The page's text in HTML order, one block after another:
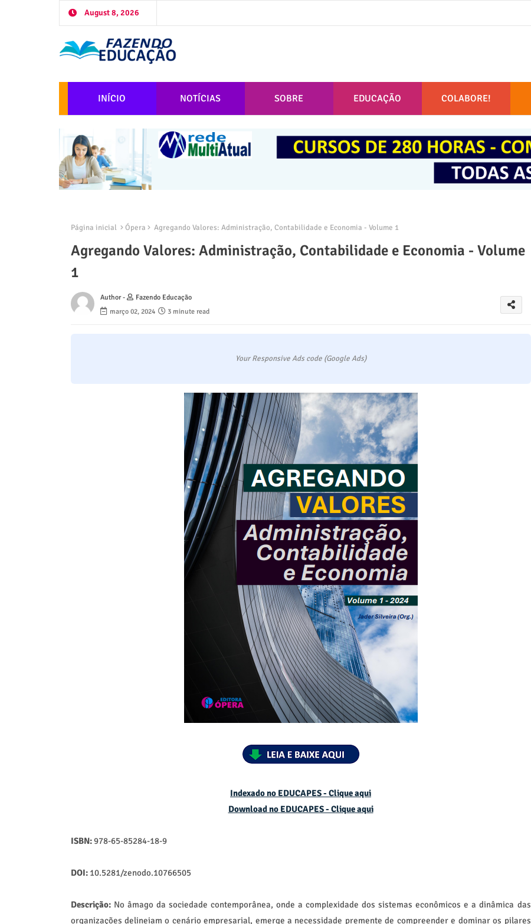
August 8, 2026
INÍCIO NOTÍCIAS SOBRE EDUCAÇÃO COLABORE!
Página inicial Ópera Agregando Valores: Administração, Contabilidade e Economia - Volume 1
Agregando Valores: Administração, Contabilidade e Economia - Volume
1
Author -
Fazendo Educação
março 02, 2024
3 minute read
Your Responsive Ads code (Google Ads)
Indexado no EDUCAPES - Clique aqui
Download no EDUCAPES - Clique aqui
ISBN:978-65-85284-18-9
DOI:10.5281/zenodo.10766505
Descrição:No âmago da sociedade contemporânea, onde a complexidade dos sistemas econômicos e a dinâmica das
organizações delineiam o cenário empresarial, emerge a necessidade premente de compreender e dominar os pilares